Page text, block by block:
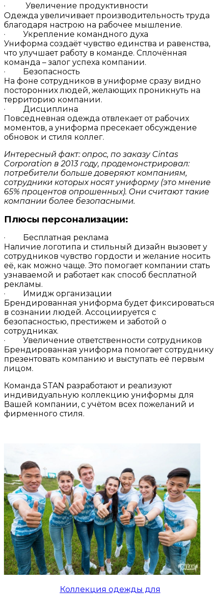
·
Увеличение продуктивности
Одежда увеличивает производительность труда
благодаря настрою на рабочее мышление.
· Укрепление командного духа
Униформа создаёт чувство единства и равенства,
что улучшает работу в команде. Сплочённая
команда – залог успеха компании.
· Безопасность
На фоне сотрудников в униформе сразу видно
посторонних людей, желающих проникнуть на
территорию компании.
· Дисциплина
Повседневная одежда отвлекает от рабочих
моментов, а униформа пресекает обсуждение
обновок и стиля коллег.
Интересный факт: опрос, по заказу Cintas
Corporation в 2013 году, продемонстрировал:
потребители больше доверяют компаниям,
сотрудники которых носят униформу (это мнение
65% процентов опрошенных). Они считают такие
компании более безопасными.
Плюсы персонализации:
·
Бесплатная реклама
Наличие логотипа и стильный дизайн вызовет у
сотрудников чувство гордости и желание носить
её, как можно чаще. Это помогает компании стать
узнаваемой и работает как способ бесплатной
рекламы.
· Имидж организации
Брендированная униформа будет фиксироваться
в сознании людей. Ассоциируется с
безопасностью, престижем и заботой о
сотрудниках.
· Увеличение ответственности сотрудников
Брендированная униформа помогает сотруднику
презентовать компанию и выступать её первым
лицом.
Команда STAN разработают и реализуют
индивидуальную коллекцию униформы для
Вашей компании, с учётом всех пожеланий и
фирменного стиля.
Коллекция одежды для